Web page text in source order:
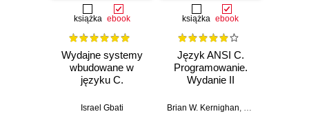
książka ebook
Wydajne systemy
wbudowane w
języku C.
programowanie
Israel Gbati
książka ebook
Język ANSI C.
Programowanie.
Wydanie II
Brian W. Kernighan, Dennis M. Ritchie